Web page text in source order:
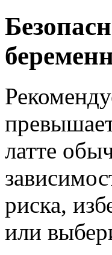
латте
риска,
или